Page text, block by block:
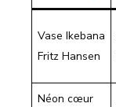
Vase Ikebana
Fritz Hansen
Néon cœur